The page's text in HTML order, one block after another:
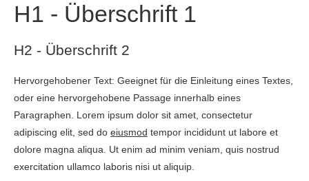
H1 - Überschrift 1
H2 - Überschrift 2
Hervorgehobener Text: Geeignet für die Einleitung eines Textes,
oder eine hervorgehobene Passage innerhalb eines
Paragraphen. Lorem ipsum dolor sit amet, consectetur
adipiscing elit, sed do eiusmod tempor incididunt ut labore et
dolore magna aliqua. Ut enim ad minim veniam, quis nostrud
exercitation ullamco laboris nisi ut aliquip.